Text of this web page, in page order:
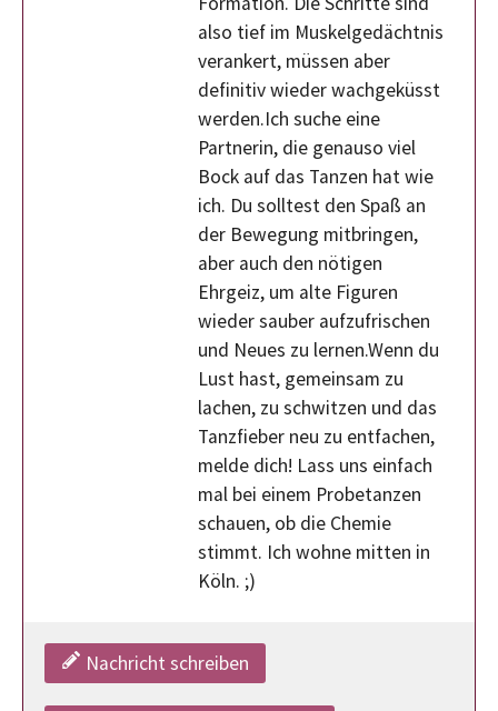
also tief im Muskelgedächtnis
verankert, müssen aber
definitiv wieder wachgeküsst
werden.Ich suche eine
Partnerin, die genauso viel
Bock auf das Tanzen hat wie
ich. Du solltest den Spaß an
der Bewegung mitbringen,
aber auch den nötigen
Ehrgeiz, um alte Figuren
wieder sauber aufzufrischen
und Neues zu lernen.Wenn du
Lust hast, gemeinsam zu
lachen, zu schwitzen und das
Tanzfieber neu zu entfachen,
melde dich! Lass uns einfach
mal bei einem Probetanzen
schauen, ob die Chemie
stimmt. Ich wohne mitten in
Köln. ;)
Nachricht schreiben